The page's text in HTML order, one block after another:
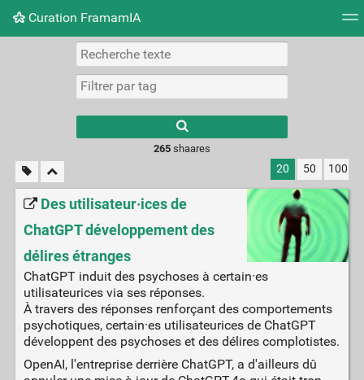
Curation FramamIA
Nuage de tags Mur d'images
265shaares
20 50 100
Des utilisateur·ices de
ChatGPT développement des
délires étranges
ChatGPT induit des psychoses à certain·es
utilisateurices via ses réponses.
À travers des réponses renforçant des comportements
psychotiques, certain·es utilisateurices de ChatGPT
développent des psychoses et des délires complotistes.
OpenAI, l'entreprise derrière ChatGPT, a d'ailleurs dû